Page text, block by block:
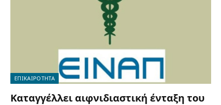
ΕΠΙΚΑΙΡΟΤΗΤΑ
Καταγγέλλει αιφνιδιαστική ένταξη του